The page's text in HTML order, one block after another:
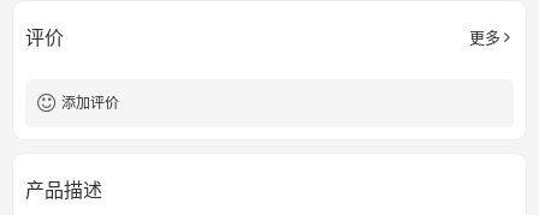
评价 更多
添加评价
产品描述